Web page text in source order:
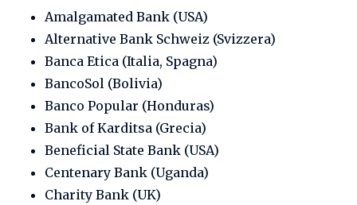
Amalgamated Bank (USA)
Alternative Bank Schweiz (Svizzera)
Banca Etica (Italia, Spagna)
BancoSol (Bolivia)
Banco Popular (Honduras)
Bank of Karditsa (Grecia)
Beneficial State Bank (USA)
Centenary Bank (Uganda)
Charity Bank (UK)